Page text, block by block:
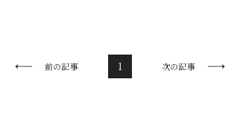
前の記事 1 次の記事